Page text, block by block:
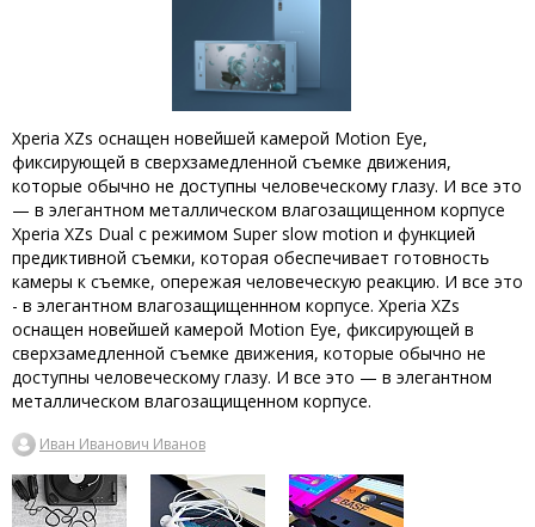
Xperia XZs оснащен новейшей камерой Motion Eye,
фиксирующей в сверхзамедленной съемке движения,
которые обычно не доступны человеческому глазу. И все это
— в элегантном металлическом влагозащищенном корпусе
Xperia XZs Dual с режимом Super slow motion и функцией
предиктивной съемки, которая обеспечивает готовность
камеры к съемке, опережая человеческую реакцию. И все это
- в элегантном влагозащищеннном корпусе. Xperia XZs
оснащен новейшей камерой Motion Eye, фиксирующей в
сверхзамедленной съемке движения, которые обычно не
доступны человеческому глазу. И все это — в элегантном
металлическом влагозащищенном корпусе.
Иван Иванович Иванов